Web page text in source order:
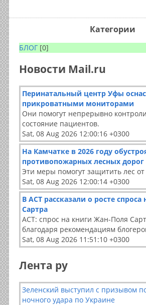
Категории
БЛОГ [0]
Новости Mail.ru
Перинатальный центр Уфы
прикроватными мониторами
Они помогут непрерывно
состояние пациентов.
Sat, 08 Aug 2026 12:00:16 +0300
На Камчатке в 2026 году
противопожарных лесных дорог
Эти меры помогут защитить лес от
Sat, 08 Aug 2026 12:00:14 +0300
В АСТ рассказали о росте спроса
Сартра
АСТ: спрос на книги Жан-Поля
благодаря рекомендациям
Sat, 08 Aug 2026 11:51:10 +0300
Лента ру
Зеленский выступил с призывом
ночного удара по Украине